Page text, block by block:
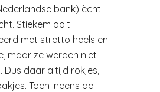
bank) ècht
Stiekem ooit
met stiletto heels en
maar ze werden niet
Dus daar altijd rokjes,
Toen ineens de